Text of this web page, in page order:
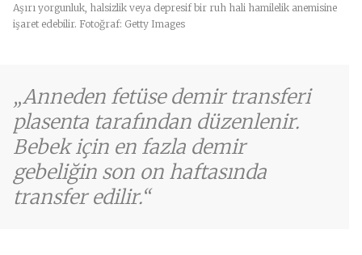
Aşırı yorgunluk, halsizlik veya depresif bir ruh hali hamilelik anemisine
işaret edebilir. Fotoğraf: Getty Images
Anneden fetüse demir transferi
plasenta tarafından düzenlenir.
Bebek için en fazla demir
gebeliğin son on haftasında
transfer edilir.